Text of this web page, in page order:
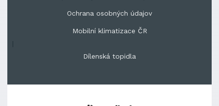
Ochrana osobných údajov
Mobilní klimatizace ČR
|
Dílenská topidla